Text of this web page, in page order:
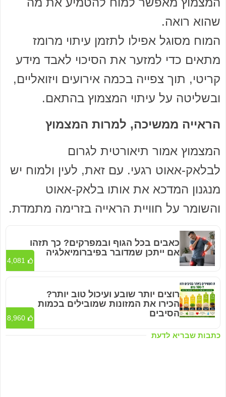
שהוא רואה.
המוח מסוגל אפילו לתזמן עיתוי מרומז
מתאים כדי למזער את הסיכוי לאבד מידע
קריטי, תוך צפייה בכמה אירועים ויזואליים,
ובשליטה על עיתוי המצמוץ בהתאם.
הראייה ממשיכה, למרות המצמוץ
המצמוץ אמור תיאורטית לגרום
לבלאק-אאוט רגעי. עם זאת, לעין ולמוח יש
מנגנון המדכא את אותו בלאק-אאוט
והשומר על חוויית הראייה בזרימה מתמדת.
כתבות שבריא לדעת
כאבים בכל הגוף ובמפרקים? כך תזהו
אם ייתכן שמדובר בפיברומיאלגיה
4,081
רוצים יותר שובע ועיכול טוב יותר?
הכירו את המזונות שמובילים בכמות
הסיבים
8,960